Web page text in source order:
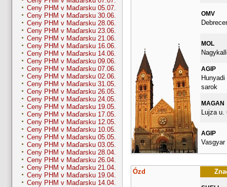
Ceny PHM v Maďarsku 05.07.
Ceny PHM v Maďarsku 30.06.
Ceny PHM v Maďarsku 28.06.
Ceny PHM v Maďarsku 23.06.
Ceny PHM v Maďarsku 21.06.
Ceny PHM v Maďarsku 16.06.
Ceny PHM v Maďarsku 14.06.
Ceny PHM v Maďarsku 09.06.
Ceny PHM v Maďarsku 07.06.
Ceny PHM v Maďarsku 02.06.
Ceny PHM v Maďarsku 31.05.
Ceny PHM v Maďarsku 26.05.
Ceny PHM v Maďarsku 24.05.
Ceny PHM v Maďarsku 19.05.
Ceny PHM v Maďarsku 17.05.
Ceny PHM v Maďarsku 12.05.
Ceny PHM v Maďarsku 10.05.
Ceny PHM v Maďarsku 05.05.
Ceny PHM v Maďarsku 03.05.
Ceny PHM v Maďarsku 28.04.
Ceny PHM v Maďarsku 26.04.
Ceny PHM v Maďarsku 21.04.
Ceny PHM v Maďarsku 19.04.
Ceny PHM v Maďarsku 14.04.
OMV
MOL
AGIP
sarok
MAGAN
Lujza u.
AGIP
Vasgyar
Ózd